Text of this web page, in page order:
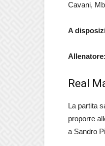
Cavani,
A
Allenatore:
Real
La partita
proporre
a Sandro